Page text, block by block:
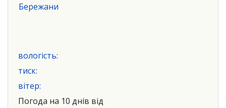
Бережани
вологість:
тиск:
вітер:
Погода на 10 днів від